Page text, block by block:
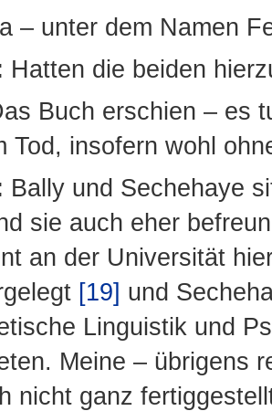
– unter dem Namen
Hatten die beiden
Buch erschien – es
Tod, insofern wohl
Bally und Sechehaye
sie auch eher
an der Universität
[19] und
Linguistik und
Meine – übrigens
nicht ganz